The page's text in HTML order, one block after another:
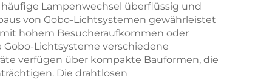
Lampenwechsel überflüssig und
von Gobo-Lichtsystemen gewährleistet
hohem Besucheraufkommen oder
Lichtsysteme verschiedene
verfügen über kompakte Bauformen, die
Die drahtlosen